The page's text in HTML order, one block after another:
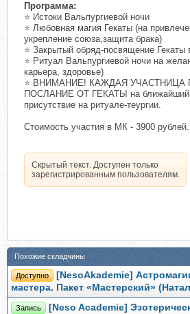
Программа:
⭐️ Истоки Вальпургиевой ночи
⭐️ Любовная магия Гекаты (на
укрепление союза,защита брака)
⭐️ Закрытый обряд-посвящение
⭐️ Ритуал Вальпургиевой ночи на
карьера, здоровье)
⭐️ ВНИМАНИЕ! КАЖДАЯ УЧАСТНИЦА
ПОСЛАНИЕ ОТ ГЕКАТЫ на ближайший
присутствие на ритуале-теургии.
Стоимость участия в МК - 3900 рублей.
Скрытый текст. Доступен только
зарегистрированным пользователям.
Похожие складчины
Доступно
[NesoAkademie]
мастера. Пакет «Мастерский»
Запись
[Neso Academie]